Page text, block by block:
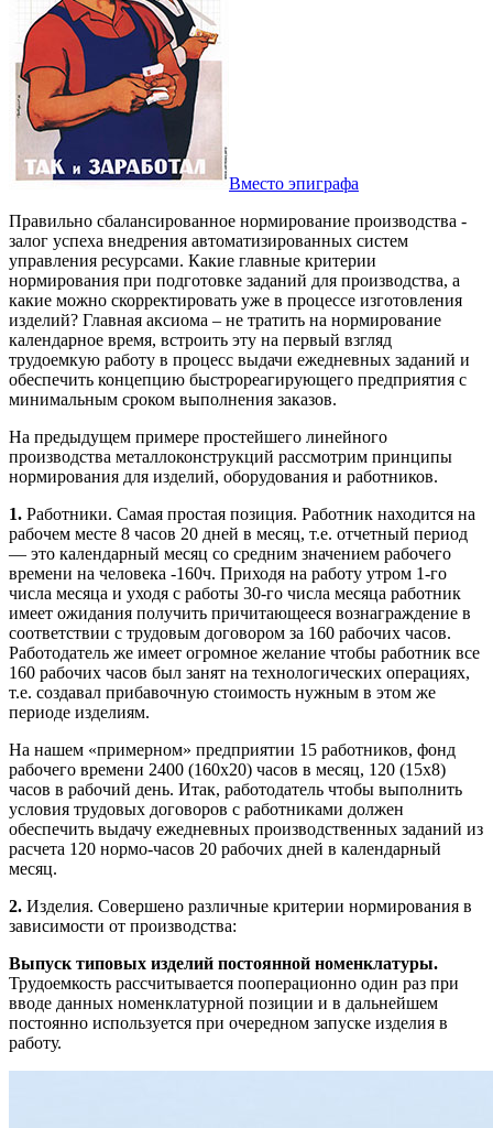
Вместо эпиграфа
Правильно сбалансированное нормирование производства -
залог успеха внедрения автоматизированных систем
управления ресурсами. Какие главные критерии
нормирования при подготовке заданий для производства, а
какие можно скорректировать уже в процессе изготовления
изделий? Главная аксиома – не тратить на нормирование
календарное время, встроить эту на первый взгляд
трудоемкую работу в процесс выдачи ежедневных заданий и
обеспечить концепцию быстрореагирующего предприятия с
минимальным сроком выполнения заказов.
На предыдущем примере простейшего линейного
производства металлоконструкций рассмотрим принципы
нормирования для изделий, оборудования и работников.
1. Работники. Самая простая позиция. Работник находится на
рабочем месте 8 часов 20 дней в месяц, т.е. отчетный период
— это календарный месяц со средним значением рабочего
времени на человека -160ч. Приходя на работу утром 1-го
числа месяца и уходя с работы 30-го числа месяца работник
имеет ожидания получить причитающееся вознаграждение в
соответствии с трудовым договором за 160 рабочих часов.
Работодатель же имеет огромное желание чтобы работник все
160 рабочих часов был занят на технологических операциях,
т.е. создавал прибавочную стоимость нужным в этом же
периоде изделиям.
На нашем «примерном» предприятии 15 работников, фонд
рабочего времени 2400 (160х20) часов в месяц, 120 (15х8)
часов в рабочий день. Итак, работодатель чтобы выполнить
условия трудовых договоров с работниками должен
обеспечить выдачу ежедневных производственных заданий из
расчета 120 нормо-часов 20 рабочих дней в календарный
месяц.
2. Изделия. Совершено различные критерии нормирования в
зависимости от производства:
Выпуск типовых изделий постоянной номенклатуры.
Трудоемкость рассчитывается пооперационно один раз при
вводе данных номенклатурной позиции и в дальнейшем
постоянно используется при очередном запуске изделия в
работу.